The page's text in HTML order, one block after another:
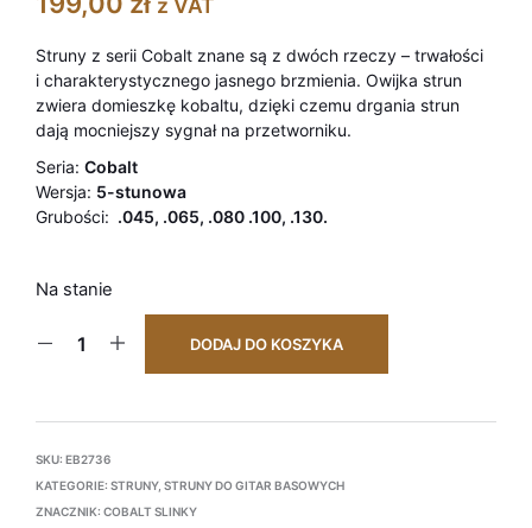
z VAT
Struny z serii Cobalt znane są z dwóch rzeczy – trwałości
i charakterystycznego jasnego brzmienia. Owijka strun
zwiera domieszkę kobaltu, dzięki czemu drgania strun
dają mocniejszy sygnał na przetworniku.
Seria: Cobalt
Wersja: 5-stunowa
Grubości: .045, .065, .080 .100, .130.
Na stanie
DODAJ DO KOSZYKA
SKU: EB2736
KATEGORIE: STRUNY, STRUNY DO GITAR BASOWYCH
ZNACZNIK: COBALT SLINKY